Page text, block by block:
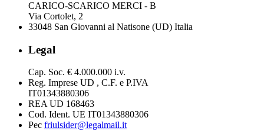
CARICO-SCARICO MERCI - B
Via Cortolet, 2
33048 San Giovanni al Natisone (UD) Italia
Legal
Cap. Soc. € 4.000.000 i.v.
Reg. Imprese UD , C.F. e P.IVA
IT01343880306
REA UD 168463
Cod. Ident. UE IT01343880306
Pec friulsider@legalmail.it